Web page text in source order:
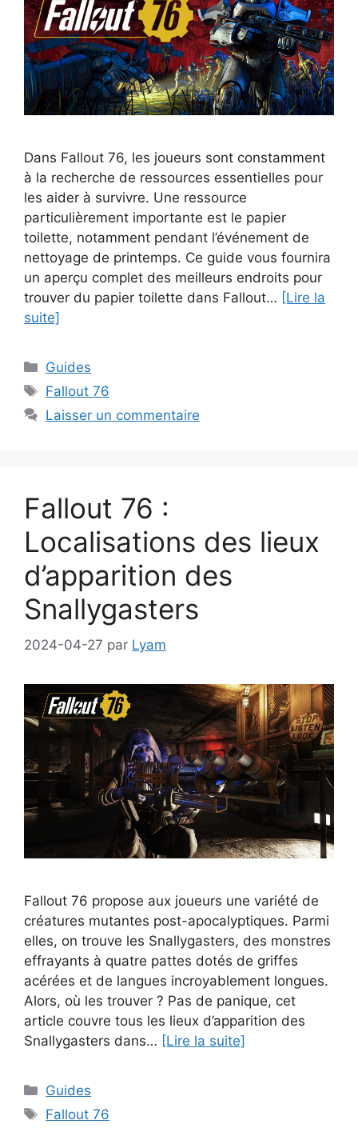
Dans Fallout 76, les joueurs sont constamment
à la recherche de ressources essentielles pour
les aider à survivre. Une ressource
particulièrement importante est le papier
toilette, notamment pendant l’événement de
nettoyage de printemps. Ce guide vous fournira
un aperçu complet des meilleurs endroits pour
trouver du papier toilette dans Fallout… [Lire la
suite]
Catégories
Guides
Étiquettes
Fallout 76
Laisser un commentaire
Fallout 76 :
Localisations des lieux
d’apparition des
Snallygasters
2024-04-27 par Lyam
Fallout 76 propose aux joueurs une variété de
créatures mutantes post-apocalyptiques. Parmi
elles, on trouve les Snallygasters, des monstres
effrayants à quatre pattes dotés de griffes
acérées et de langues incroyablement longues.
Alors, où les trouver ? Pas de panique, cet
article couvre tous les lieux d’apparition des
Snallygasters dans… [Lire la suite]
Catégories
Guides
Étiquettes
Fallout 76